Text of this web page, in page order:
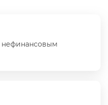
нефинансовым